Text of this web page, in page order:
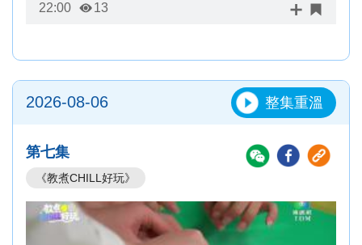
22:00 13
2026-08-06 整集重溫
第七集
《教煮CHILL好玩》